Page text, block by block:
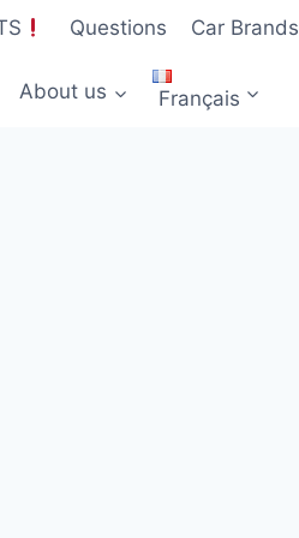
Questions Car Brands
About us Français